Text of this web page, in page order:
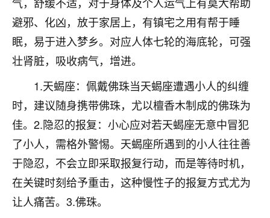
避邪、化凶，放于家居上，有镇宅之用有帮于睡
眠，易于进入梦乡。对应人体七轮的海底轮，可强
壮肾脏，吸收病气，增进。
1.天蝎座：佩戴佛珠当天蝎座遭遇小人的纠缠
时，建议随身携带佛珠，尤以檀香木制成的佛珠为
佳。2.隐忍的报复：小心应对若天蝎座无意中冒犯
了小人，需格外警惕。天蝎座所遇到的小人往往善
于隐忍，不会立即采取报复行动，而是等待时机，
在关键时刻给予重击，这种慢性子的报复方式尤为
让人痛苦。3.佛珠。
青春168
我也想要，我也想要！
2天前 来自山西 15
Jessica李
老师做不做超度法事？我想给我奶奶做超度，她今年
刚去世了。
七零老顽童：我母亲前年离世，刚开始我经常
做梦梦见她，后来也是朋友介绍，找到慧来老
师，安排了超度法事，做梦再也没有梦到过
了，一开始是半信半疑的，图个心安，给亡母
超度，现在看来，人不信也不行。
2天前 来自云南